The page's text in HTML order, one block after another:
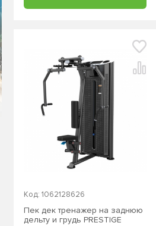
Код: 1062128626
Пек дек тренажер на заднюю
дельту и грудь PRESTIGE